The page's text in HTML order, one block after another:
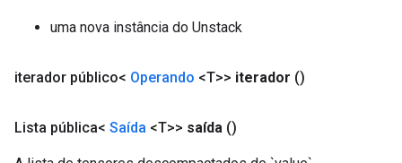
uma nova instância do Unstack
iterador público< Operando <T>> iterador ()
Lista pública< Saída <T>> saída ()